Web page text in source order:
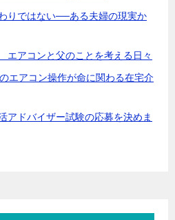
りではない──ある夫婦の現実か
アコンと父のことを考える日々
エアコン操作が命に関わる在宅介
アドバイザー試験の応募を決めま